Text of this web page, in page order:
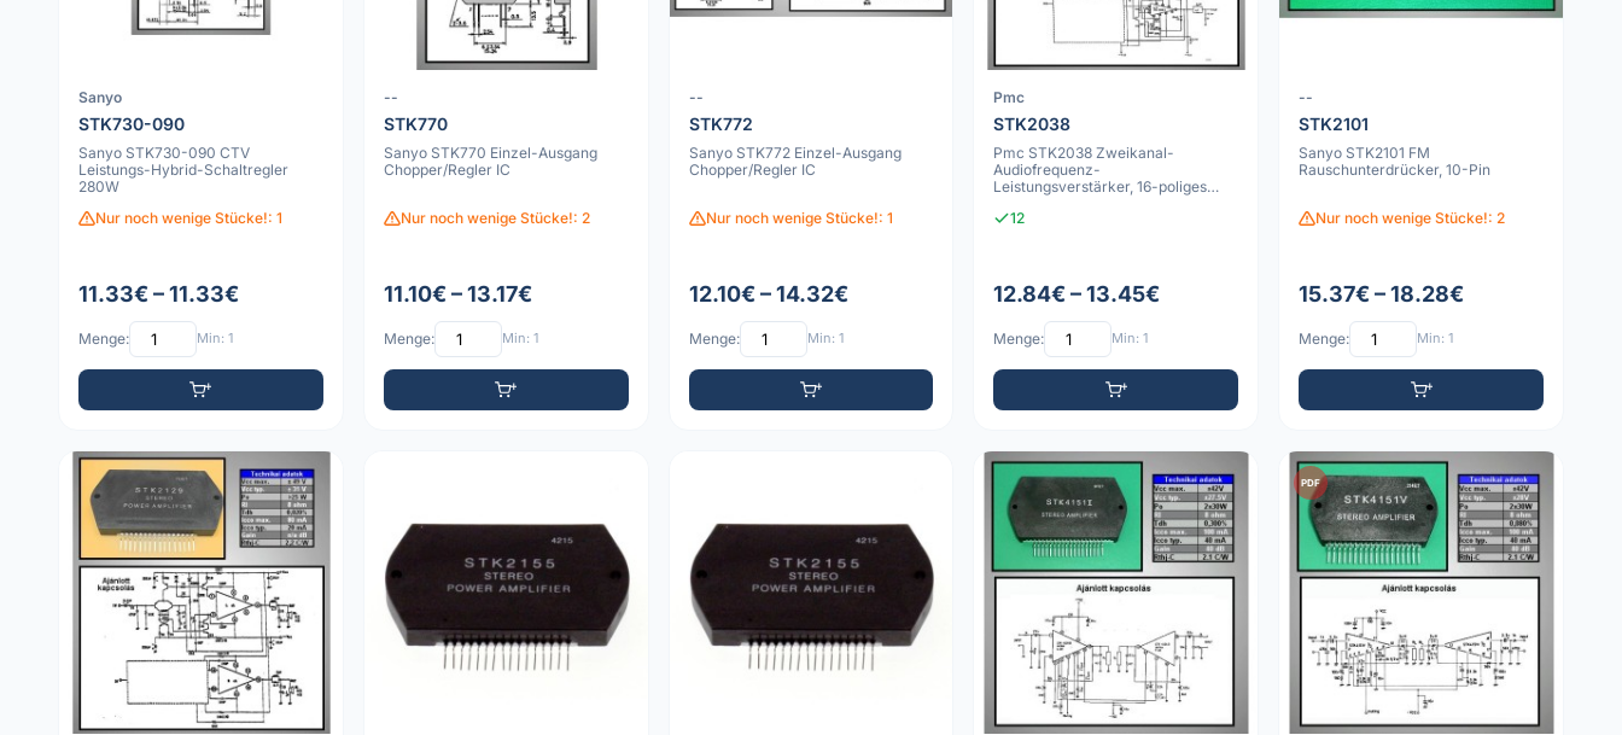
Sanyo
STK730-090
Sanyo STK730-090 CTV
Leistungs-Hybrid-Schaltregler
280W
Nur noch wenige Stücke!: 1
11.33€ – 11.33€
Menge: Min: 1
--
STK770
Sanyo STK770 Einzel-Ausgang
Chopper/Regler IC
Nur noch wenige Stücke!: 2
11.10€ – 13.17€
Menge: Min: 1
--
STK772
Sanyo STK772 Einzel-Ausgang
Chopper/Regler IC
Nur noch wenige Stücke!: 1
12.10€ – 14.32€
Menge: Min: 1
Pmc
STK2038
Pmc STK2038 Zweikanal-
Audiofrequenz-
Leistungsverstärker, 16-poliges
12
12.84€ – 13.45€
Menge: Min: 1
--
STK2101
Sanyo STK2101 FM
Rauschunterdrücker, 10-Pin
Nur noch wenige Stücke!: 2
15.37€ – 18.28€
Menge: Min: 1
PDF